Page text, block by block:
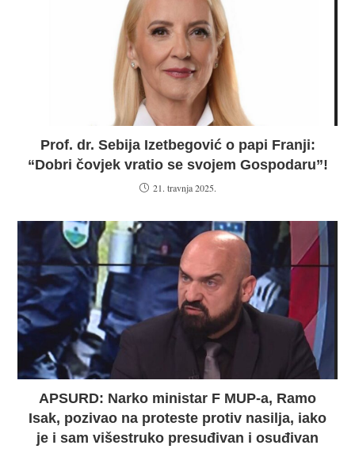
Prof. dr. Sebija Izetbegović o papi Franji:
“Dobri čovjek vratio se svojem Gospodaru”!
21. travnja 2025.
APSURD: Narko ministar F MUP-a, Ramo
Isak, pozivao na proteste protiv nasilja, iako
je i sam višestruko presuđivan i osuđivan